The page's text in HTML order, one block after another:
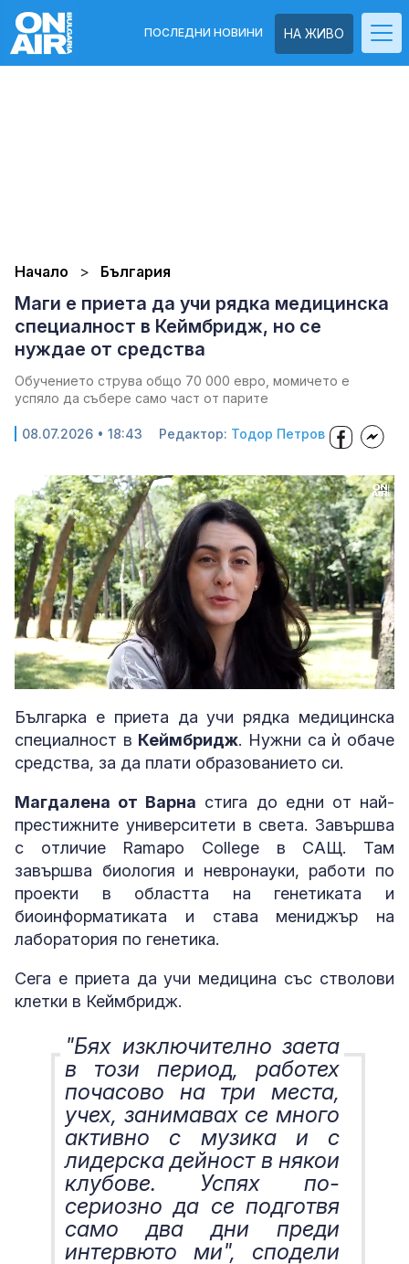
НА ЖИВО
ПОСЛЕДНИ НОВИНИ
Начало България
Маги е приета да учи рядка медицинска
специалност в Кеймбридж, но се
нуждае от средства
Обучението струва общо 70 000 евро, момичето е
успяло да събере само част от парите
08.07.2026 • 18:43 Редактор: Тодор Петров
Unmute Loaded
46.36%
Българка е приета да учи рядка медицинска
специалност в Кеймбридж. Нужни са ѝ обаче
средства, за да плати образованието си.
Магдалена от Варна стига до едни от най-
престижните университети в света. Завършва
с отличие Ramapo College в САЩ. Там
завършва биология и невронауки, работи по
проекти в областта на генетиката и
биоинформатиката и става мениджър на
лаборатория по генетика.
Сега е приета да учи медицина със стволови
клетки в Кеймбридж.
"Бях изключително заета
в този период, работех
почасово на три места,
учех, занимавах се много
активно с музика и с
лидерска дейност в някои
клубове. Успях по-
сериозно да се подготвя
само два дни преди
интервюто ми", сподели